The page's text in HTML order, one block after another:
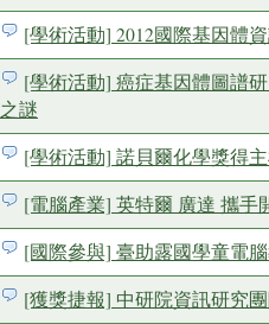
[學術活動] 2012國際基因體
[學術活動] 癌症基因體圖譜
之謎
[學術活動] 諾貝爾化學獎得
[電腦產業] 英特爾 廣達 攜手
[國際參與] 臺助露國學童電
[獲獎捷報] 中研院資訊研究